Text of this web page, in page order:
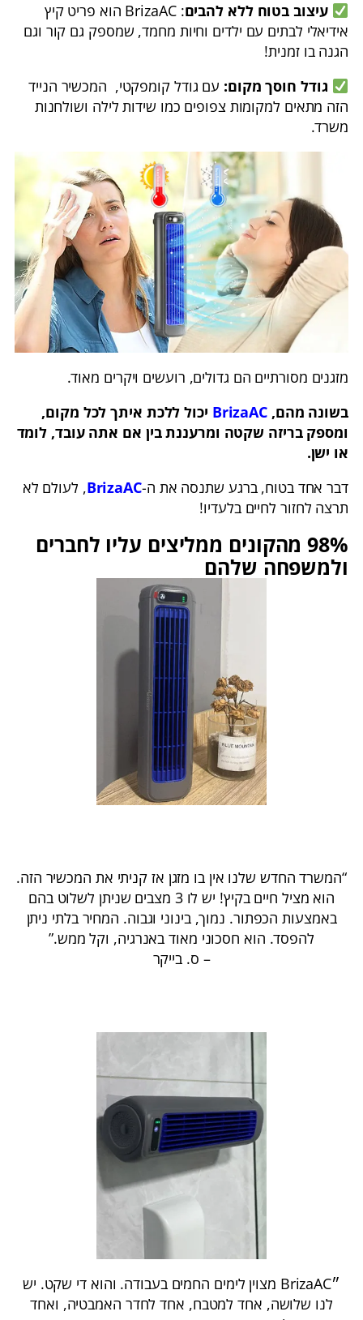
עיצוב בטוח ללא להבים
: BrizaAC הוא פריט קיץ
אידיאלי לבתים עם ילדים וחיות מחמד, שמספק גם קור וגם
הגנה בו זמנית!
גודל חוסך מקום: עם גודל קומפקטי, המכשיר הנייד
הזה מתאים למקומות צפופים כמו שידות לילה ושולחנות
משרד.
מזגנים מסורתיים הם גדולים, רועשים ויקרים מאוד.
בשונה מהם, BrizaAC יכול ללכת איתך לכל מקום,
ומספק בריזה שקטה ומרעננת בין אם אתה עובד, לומד
או ישן.
דבר אחד בטוח, ברגע שתנסה את ה-BrizaAC, לעולם לא
תרצה לחזור לחיים בלעדיו!
98% מהקונים ממליצים עליו לחברים
ולמשפחה שלהם
“המשרד החדש שלנו אין בו מזגן אז קניתי את המכשיר הזה.
הוא מציל חיים בקיץ! יש לו 3 מצבים שניתן לשלוט בהם
באמצעות הכפתור. נמוך, בינוני וגבוה. המחיר בלתי ניתן
להפסד. הוא חסכוני מאוד באנרגיה, וקל ממש.”
– ס. בייקר
״BrizaAC מצוין לימים החמים בעבודה. והוא די שקט. יש
לנו שלושה, אחד למטבח, אחד לחדר האמבטיה, ואחד